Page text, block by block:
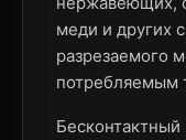
меди и других
разрезаемого
потребляемым